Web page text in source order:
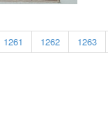
1261 1262 1263